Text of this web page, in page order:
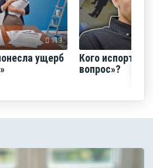
113
ущерб
Кого испортил
вопрос»?